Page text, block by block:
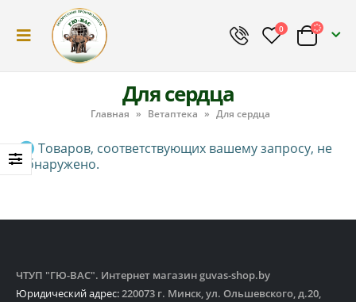
0
Для сердца
Главная » Ветаптека » Для сердца
Товаров, соответствующих вашему запросу, не
обнаружено.
ЧТУП "ГЮ-ВАС". Интернет магазин guvas-shop.by
Юридический адрес:220073 г. Минск, ул. Ольшевского, д.20,